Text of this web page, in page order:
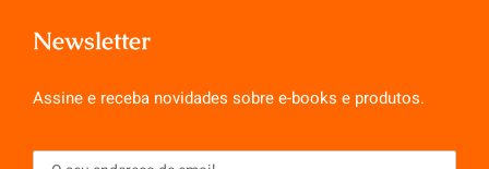
Newsletter
Assine e receba novidades sobre e-books e produtos.